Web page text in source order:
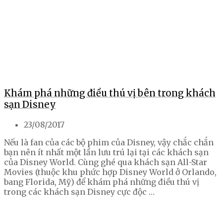
Khám phá những điều thú vị bên trong khách
sạn Disney
23/08/2017
Nếu là fan của các bộ phim của Disney, vậy chắc chắn
bạn nên ít nhất một lần lưu trú lại tại các khách sạn
của Disney World. Cùng ghé qua khách sạn All-Star
Movies (thuộc khu phức hợp Disney World ở Orlando,
bang Florida, Mỹ) để khám phá những điều thú vị
trong các khách sạn Disney cực độc …